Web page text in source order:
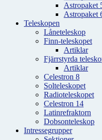
Astropaket
Astropaket
Teleskopen
Låneteleskop
Finn-teleskopet
Artiklar
Fjärrstyrda
Artiklar
Celestron 8
Solteleskopet
Radioteleskopet
Celestron 14
Latinrefraktorn
Dobsonteleskop
Intressegrupper